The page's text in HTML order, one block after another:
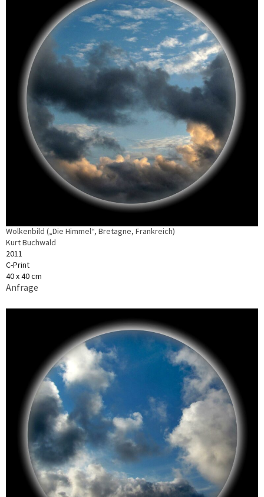
Wolkenbild („Die Himmel“, Bretagne, Frankreich)
Kurt Buchwald
2011
C-Print
40 x 40 cm
Anfrage